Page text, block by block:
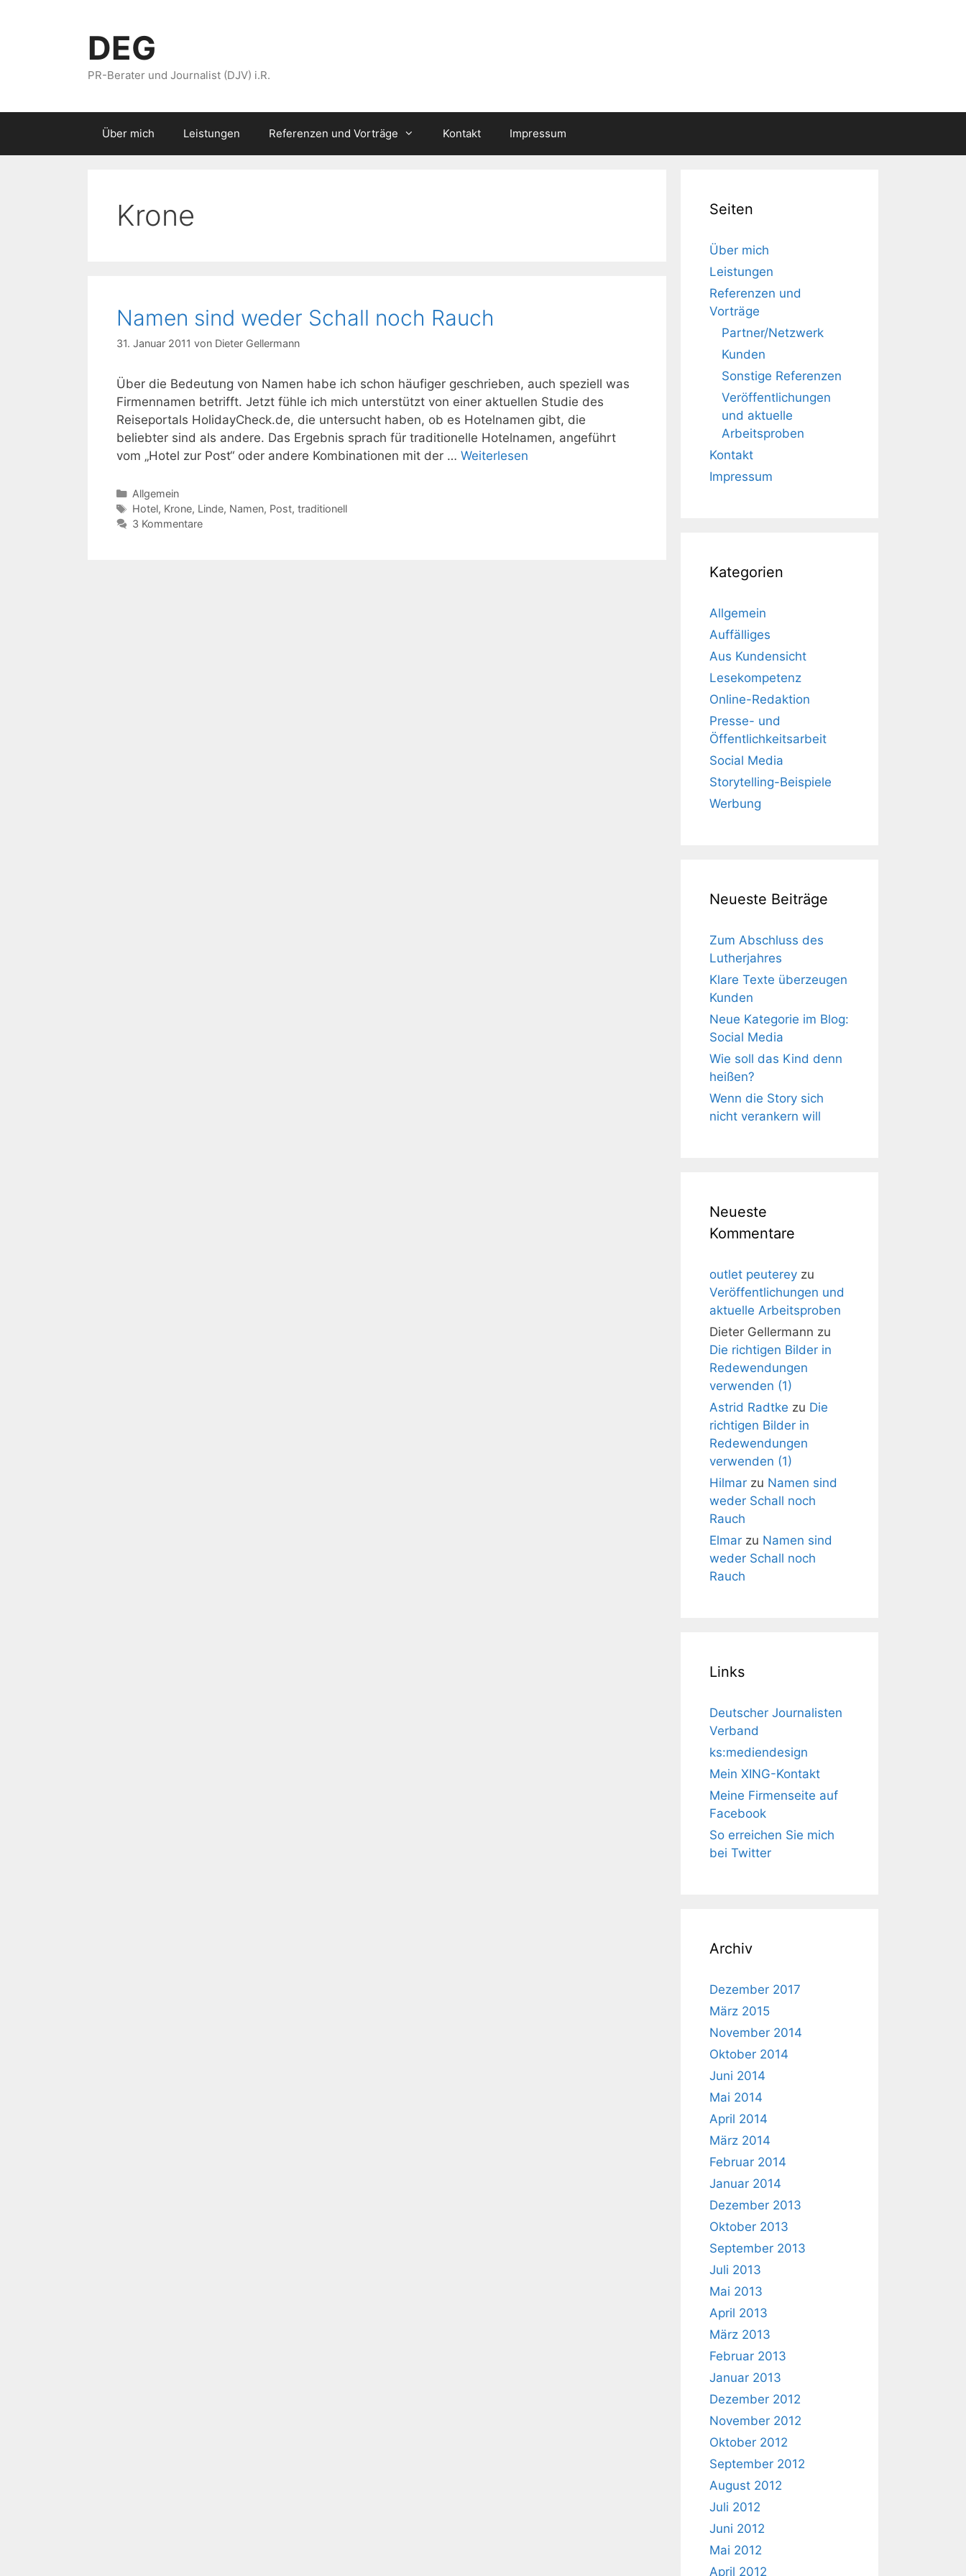
DEG
PR-Berater und Journalist (DJV) i.R.
Über mich Leistungen Referenzen und Vorträge Kontakt Impressum
Krone
Namen sind weder Schall noch Rauch
31. Januar 2011 von Dieter Gellermann
Über die Bedeutung von Namen habe ich schon häufiger geschrieben, auch speziell was
Firmennamen betrifft. Jetzt fühle ich mich unterstützt von einer aktuellen Studie des
Reiseportals HolidayCheck.de, die untersucht haben, ob es Hotelnamen gibt, die
beliebter sind als andere. Das Ergebnis sprach für traditionelle Hotelnamen, angeführt
vom „Hotel zur Post“ oder andere Kombinationen mit der … Weiterlesen
Kategorien
Allgemein
Schlagwörter
Hotel, Krone, Linde, Namen, Post, traditionell
3 Kommentare
Seiten
Über mich
Leistungen
Referenzen und
Vorträge
Partner/Netzwerk
Kunden
Sonstige Referenzen
Veröffentlichungen
und aktuelle
Arbeitsproben
Kontakt
Impressum
Kategorien
Allgemein
Auffälliges
Aus Kundensicht
Lesekompetenz
Online-Redaktion
Presse- und
Öffentlichkeitsarbeit
Social Media
Storytelling-Beispiele
Werbung
Neueste Beiträge
Zum Abschluss des
Lutherjahres
Klare Texte überzeugen
Kunden
Neue Kategorie im Blog:
Social Media
Wie soll das Kind denn
heißen?
Wenn die Story sich
nicht verankern will
Neueste
Kommentare
outlet peuterey zu
Veröffentlichungen und
aktuelle Arbeitsproben
Dieter Gellermann zu
Die richtigen Bilder in
Redewendungen
verwenden (1)
Astrid Radtke zu Die
richtigen Bilder in
Redewendungen
verwenden (1)
Hilmar zu Namen sind
weder Schall noch
Rauch
Elmar zu Namen sind
weder Schall noch
Rauch
Links
Deutscher Journalisten
Verband
ks:mediendesign
Mein XING-Kontakt
Meine Firmenseite auf
Facebook
So erreichen Sie mich
bei Twitter
Archiv
Dezember 2017
März 2015
November 2014
Oktober 2014
Juni 2014
Mai 2014
April 2014
März 2014
Februar 2014
Januar 2014
Dezember 2013
Oktober 2013
September 2013
Juli 2013
Mai 2013
April 2013
März 2013
Februar 2013
Januar 2013
Dezember 2012
November 2012
Oktober 2012
September 2012
August 2012
Juli 2012
Juni 2012
Mai 2012
April 2012